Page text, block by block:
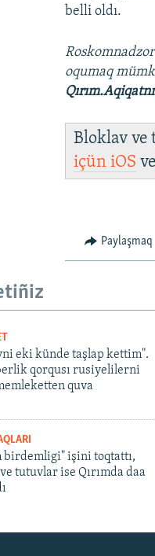
belli oldı.
Roskomnadzor
oqumaq
Bloklav ve
içüniOS
Paylaşmaq
eki künde taşlap kettim".
qorqusı rusiyelilerni
quva
birdemligi" işini toqtattı,
tutuvlar ise Qırımda daa